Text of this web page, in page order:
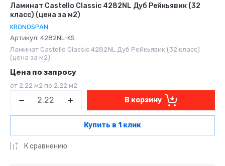
Ламинат Castello Classic 4282NL Дуб Рейкьявик (32
класс) (цена за м2)
KRONOSPAN
Артикул: 4282NL-KS
Ламинат Castello Classic 4282NL Дуб Рейкьявик (32 класс)
(цена за м2)
Цена по запросу
от 2.22 м2 по 2.22 м2
В корзину
Купить в 1 клик
К сравнению